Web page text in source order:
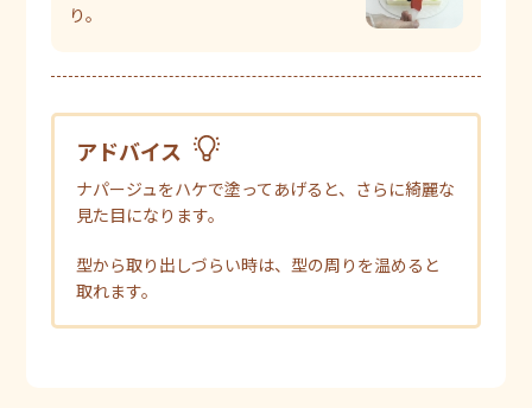
り。
アドバイス
ナパージュをハケで塗ってあげると、さらに綺麗な
見た目になります。
型から取り出しづらい時は、型の周りを温めると
取れます。